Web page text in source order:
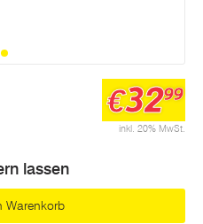
inkl. 20% MwSt.
€3299
lassen
Warenkorb